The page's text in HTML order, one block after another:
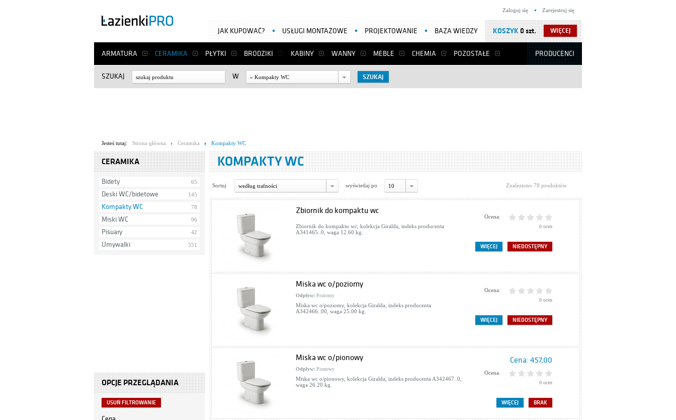
ARMATURA CERAMIKA PŁYTKI BRODZIKI KABINY WANNY MEBLE CHEMIA POZOSTAŁE PRODUCENCI
JAK KUPOWAĆ? USŁUGI MONTAŻOWE PROJEKTOWANIE BAZA WIEDZY WIĘCEJ
KOSZYK0 szt.
Zaloguj się Zarejestruj się
SZUKAJ W » Kompakty WC
Jesteś tutaj: Strona główna Ceramika Kompakty WC
CERAMIKA
Bidety 65
Deski WC/bidetowe 145
Kompakty WC 78
Miski WC 96
Pisuary 42
Umywalki 551
OPCJE PRZEGLĄDANIA
USUŃ FILTROWANIE
KOMPAKTY WC
Sortuj według trafności wyświetlaj po 10 Znaleziono 78 produktów
Zbiornik do kompaktu wc
Zbiornik do kompaktu wc, kolekcja Giralda, indeks producenta
A341465..0, waga 12.60 kg.
Ocena:
0 ocen
NIEDOSTĘPNY
WIĘCEJ
Miska wc o/poziomy
Odpływ: Poziomy
Miska wc o/poziomy, kolekcja Giralda, indeks producenta
A342466..00, waga 25.00 kg.
Ocena:
0 ocen
NIEDOSTĘPNY
WIĘCEJ
Miska wc o/pionowy
Odpływ: Pionowy
Miska wc o/pionowy, kolekcja Giralda, indeks producenta A342467..0,
waga 26.20 kg.
Cena: 457,00
Ocena:
0 ocen
BRAK
WIĘCEJ